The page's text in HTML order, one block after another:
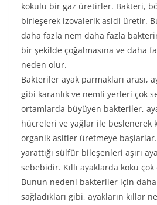
kokulu bir gaz üretirler. Bakteri,
birleşerek izovalerik asidi üretir.
daha fazla nem daha fazla
bir şekilde çoğalmasına ve daha
neden olur.
Bakteriler ayak parmakları arası,
gibi karanlık ve nemli yerleri çok
ortamlarda büyüyen bakteriler,
hücreleri ve yağlar ile beslenerek
organik asitler üretmeye
yarattığı sülfür bileşenleri aşırı
sebebidir. Kıllı ayaklarda koku
Bunun nedeni bakteriler için
sağladıkları gibi, ayakların kıllar